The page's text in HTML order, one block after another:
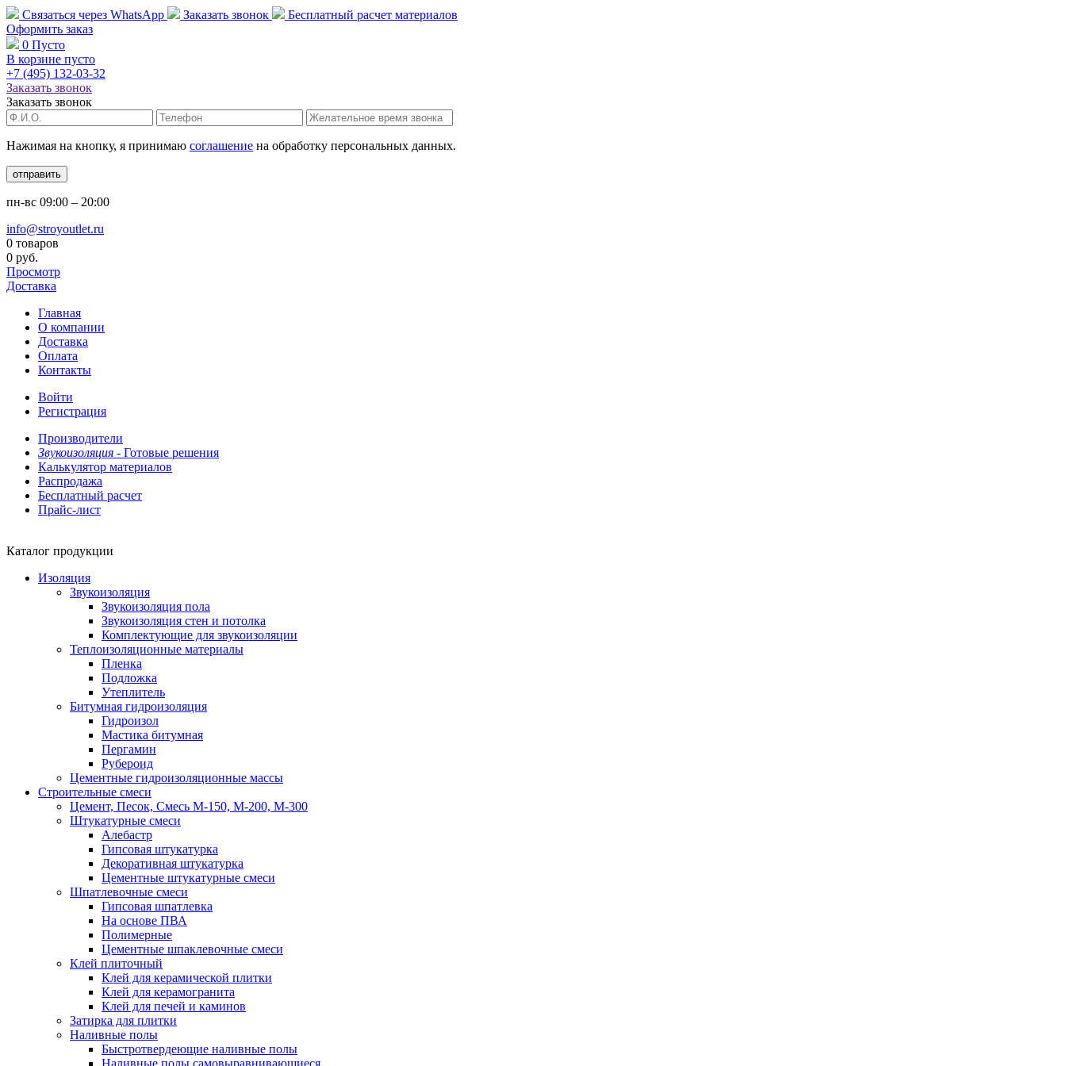
Связаться через WhatsApp Заказать звонок Бесплатный расчет материалов
Оформить заказ
0 Пусто
В корзине пусто
+7 (495) 132-03-32
Заказать звонок
Заказать звонок
Нажимая на кнопку, я принимаю соглашение на обработку персональных данных.
отправить
пн-вс 09:00 – 20:00
info@stroyoutlet.ru
0 товаров
0 руб.
Просмотр
Доставка
Главная
О компании
Доставка
Оплата
Контакты
Войти
Регистрация
Производители
Звукоизоляция - Готовые решения
Калькулятор материалов
Распродажа
Бесплатный расчет
Прайс-лист
Каталог продукции
Изоляция
Звукоизоляция
Звукоизоляция пола
Звукоизоляция стен и потолка
Комплектующие для звукоизоляции
Теплоизоляционные материалы
Пленка
Подложка
Утеплитель
Битумная гидроизоляция
Гидроизол
Мастика битумная
Пергамин
Рубероид
Цементные гидроизоляционные массы
Строительные смеси
Цемент, Песок, Смесь М-150, М-200, М-300
Штукатурные смеси
Алебастр
Гипсовая штукатурка
Декоративная штукатурка
Цементные штукатурные смеси
Шпатлевочные смеси
Гипсовая шпатлевка
На основе ПВА
Полимерные
Цементные шпаклевочные смеси
Клей плиточный
Клей для керамической плитки
Клей для керамогранита
Клей для печей и каминов
Затирка для плитки
Наливные полы
Быстротвердеющие наливные полы
Наливные полы самовыравнивающиеся